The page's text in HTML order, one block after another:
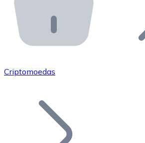
API Bitnovo
Integre nossa API no seu
Junte-se à nossa rede de
Adicione o token do seu projeto
Criptomoedas